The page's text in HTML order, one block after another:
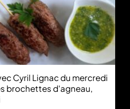
Cyril Lignac du mercredi
brochettes d'agneau,